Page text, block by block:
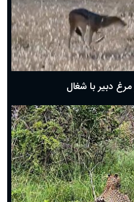
دبیر با شغال